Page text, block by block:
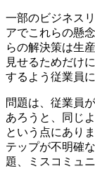
一部のビジネス
アでこれらの懸
らの解決策は生
見せるためだけ
するよう従業員
問題は、従業員
あろうと、同じ
という点にあり
テップが不明確
題、ミスコミュ